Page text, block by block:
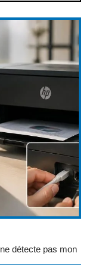
détecte pas mon